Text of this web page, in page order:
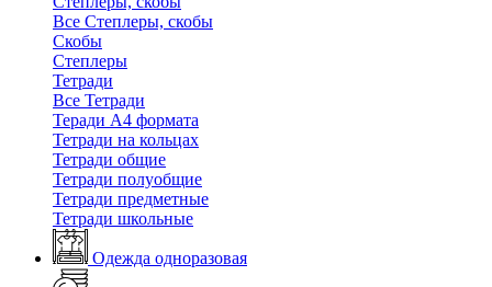
Все Степлеры, скобы
Скобы
Степлеры
Тетради
Все Тетради
Теради А4 формата
Тетради на кольцах
Тетради общие
Тетради полуобщие
Тетради предметные
Тетради школьные
Одежда одноразовая